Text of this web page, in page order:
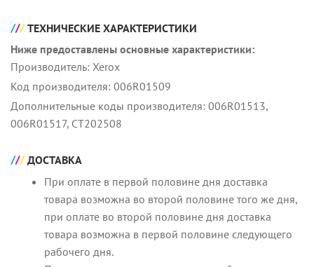
ТЕХНИЧЕСКИЕ ХАРАКТЕРИСТИКИ
Ниже предоставлены основные характеристики:
Производитель: Xerox
Код производителя: 006R01509
Дополнительные коды производителя: 006R01513,
006R01517, CT202508
ДОСТАВКА
При оплате в первой половине дня доставка
товара возможна во второй половине того же дня,
при оплате во второй половине дня доставка
товара возможна в первой половине следующего
рабочего дня.